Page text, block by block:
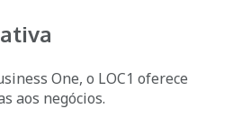
One, o LOC1 oferece
aos negócios.